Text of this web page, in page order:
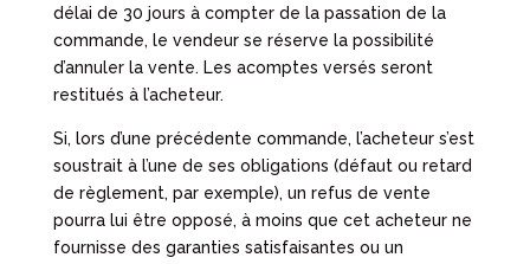
délai de 30 jours à compter de la passation de la
commande, le vendeur se réserve la possibilité
d’annuler la vente. Les acomptes versés seront
restitués à l’acheteur.
Si, lors d’une précédente commande, l’acheteur s’est
soustrait à l’une de ses obligations (défaut ou retard
de règlement, par exemple), un refus de vente
pourra lui être opposé, à moins que cet acheteur ne
fournisse des garanties satisfaisantes ou un